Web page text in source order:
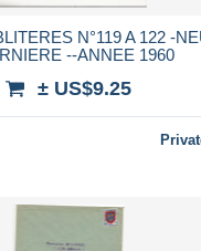
N°119 A 122 -
--ANNEE 1960
± US$9.25